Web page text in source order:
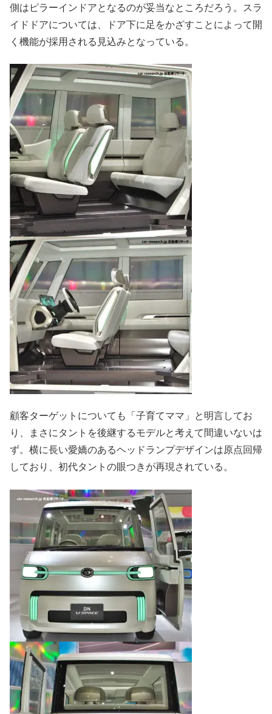
側はピラーインドアとなるのが妥当なところだろう。スラ
イドドアについては、ドア下に足をかざすことによって開
く機能が採用される見込みとなっている。
顧客ターゲットについても「子育てママ」と明言してお
り、まさにタントを後継するモデルと考えて間違いないは
ず。横に長い愛嬌のあるヘッドランプデザインは原点回帰
しており、初代タントの眼つきが再現されている。